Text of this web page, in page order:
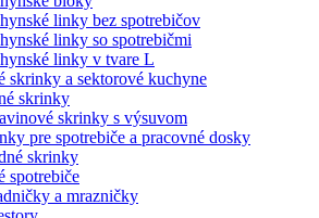
linky bez spotrebičov
linky so spotrebičmi
linky v tvare L
skrinky a sektorové kuchyne
skrinky
skrinky s výsuvom
pre spotrebiče a pracovné dosky
skrinky
spotrebiče
a mrazničky